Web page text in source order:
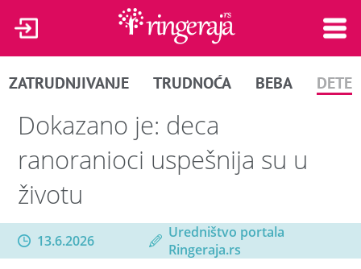
ZATRUDNJIVANJE TRUDNOĆA BEBA DETE
Dokazano je: deca
ranoranioci uspešnija su u
životu
13.6.2026
Uredništvo portala
Ringeraja.rs